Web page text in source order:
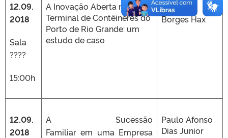
12.09.
2018
Sala
????
15:00h
A Inovação Aberta no
Terminal de Contêineres do
Porto de Rio Grande: um
estudo de caso
Carolina
Borges Hax
12.09.
2018
A Sucessão
Familiar em uma Empresa
Paulo Afonso
Dias Junior